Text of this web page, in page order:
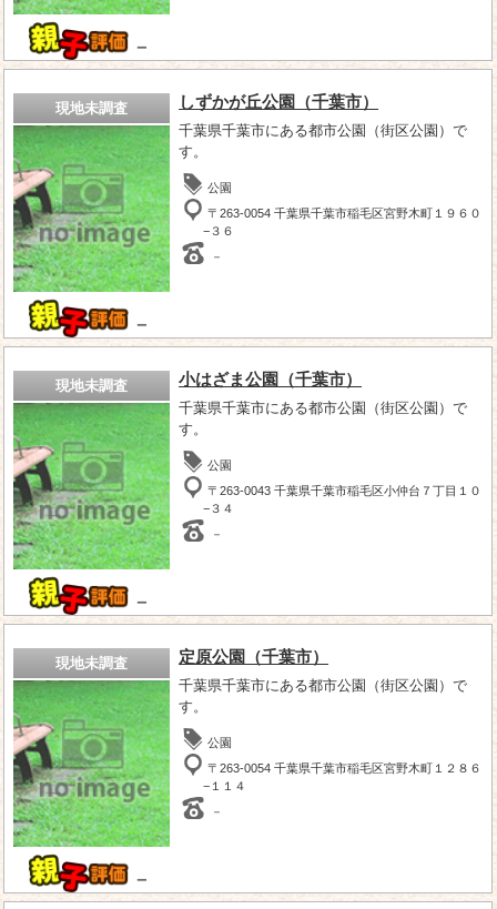
－
現地未調査
－
しずかが丘公園（千葉市）
千葉県千葉市にある都市公園（街区公園）で
す。
公園
〒263-0054 千葉県千葉市稲毛区宮野木町１９６０
−３６
－
現地未調査
－
小はざま公園（千葉市）
千葉県千葉市にある都市公園（街区公園）で
す。
公園
〒263-0043 千葉県千葉市稲毛区小仲台７丁目１０
−３４
－
現地未調査
－
定原公園（千葉市）
千葉県千葉市にある都市公園（街区公園）で
す。
公園
〒263-0054 千葉県千葉市稲毛区宮野木町１２８６
−１１４
－